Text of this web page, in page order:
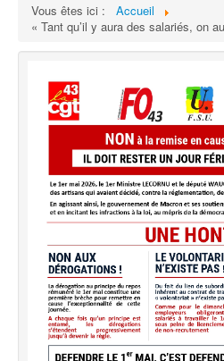
Vous êtes ici :
Accueil
« Tant qu’il y aura des salariés, on